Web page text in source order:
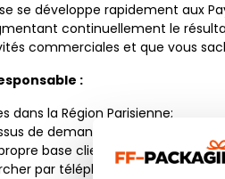
se développe rapidement aux
continuellement le
commerciales et que vous
:
dans la Région Parisienne;
de demandes, du conseil
base clients, de diriger les
par téléphone et en porte-à-